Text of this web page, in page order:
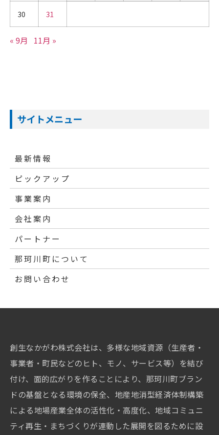
30 31
« 9月 11月 »
サイトメニュー
最新情報
ピックアップ
事業案内
会社案内
パートナー
那珂川町について
お問い合わせ
創生なかがわ株式会社は、多様な地域資源（生産者・
事業者・町民などのヒト、モノ、サービス等）を結び
付け、面的広がりを作ることにより、那珂川町ブラン
ドの基盤となる環境の保全、地産地消型経済体制構築
による地場産業全体の活性化・高度化、地域コミュニ
ティ再生・まちづくりが連動した展開を図るために設